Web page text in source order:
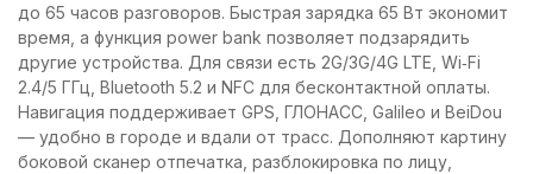
до 65 часов разговоров. Быстрая зарядка 65 Вт экономит
время, а функция power bank позволяет подзарядить
другие устройства. Для связи есть 2G/3G/4G LTE, Wi‑Fi
2.4/5 ГГц, Bluetooth 5.2 и NFC для бесконтактной оплаты.
Навигация поддерживает GPS, ГЛОНАСС, Galileo и BeiDou
— удобно в городе и вдали от трасс. Дополняют картину
боковой сканер отпечатка, разблокировка по лицу,